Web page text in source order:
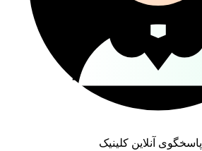
پاسخگوی آنلاین کلینیک